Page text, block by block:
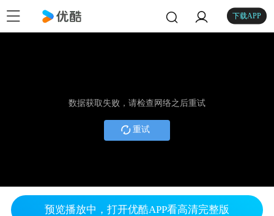
下载APP
数据获取失败，请检查网络之后重试
重试
预览播放中，打开优酷APP看高清完整版